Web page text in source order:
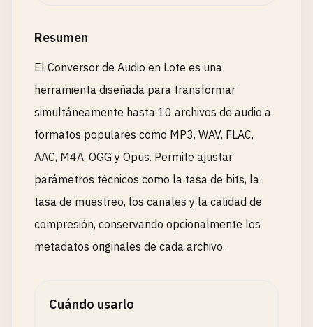
Resumen
El Conversor de Audio en Lote es una
herramienta diseñada para transformar
simultáneamente hasta 10 archivos de audio a
formatos populares como MP3, WAV, FLAC,
AAC, M4A, OGG y Opus. Permite ajustar
parámetros técnicos como la tasa de bits, la
tasa de muestreo, los canales y la calidad de
compresión, conservando opcionalmente los
metadatos originales de cada archivo.
Cuándo usarlo